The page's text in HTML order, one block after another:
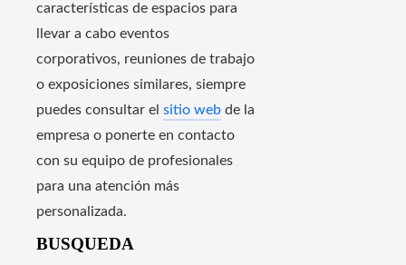
características de espacios para
llevar a cabo eventos
corporativos, reuniones de trabajo
o exposiciones similares, siempre
puedes consultar el sitio web de la
empresa o ponerte en contacto
con su equipo de profesionales
para una atención más
personalizada.
BUSQUEDA